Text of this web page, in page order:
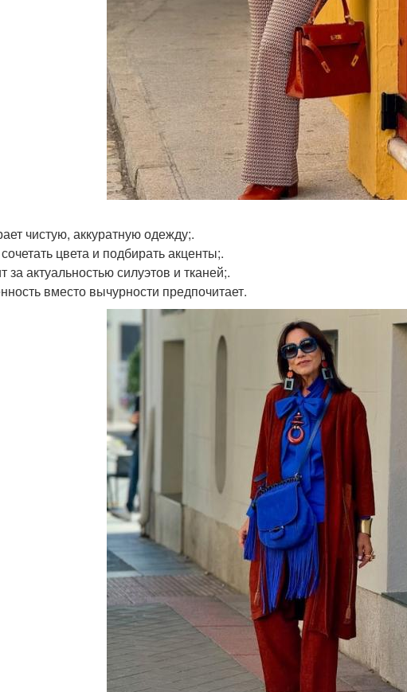
чистую, аккуратную одежду;.
цвета и подбирать акценты;.
за актуальностью силуэтов и тканей;.
вместо вычурности предпочитает.